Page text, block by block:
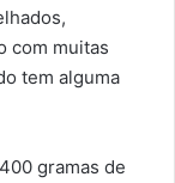
com muitas
tem alguma
gramas de